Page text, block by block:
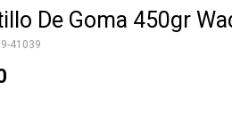
De Goma 450gr
41039